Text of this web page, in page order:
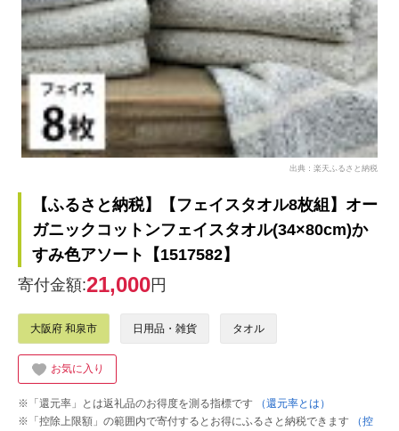
出典：楽天ふるさと納税
【ふるさと納税】【フェイスタオル8枚組】オー
ガニックコットンフェイスタオル(34×80cm)か
すみ色アソート【1517582】
寄付金額:21,000円
大阪府 和泉市 日用品・雑貨 タオル
お気に入り
※「還元率」とは返礼品のお得度を測る指標です
（還元率とは）
※「控除上限額」の範囲内で寄付するとお得にふるさと納税できます
（控